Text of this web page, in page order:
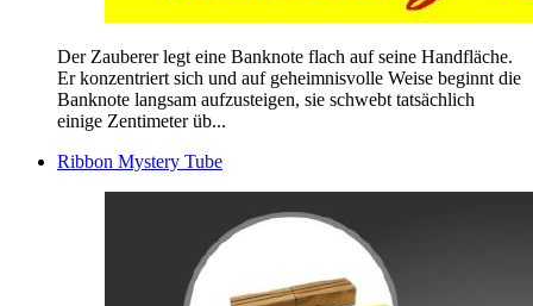
Der Zauberer legt eine Banknote flach auf seine Handfläche.
Er konzentriert sich und auf geheimnisvolle Weise beginnt die
Banknote langsam aufzusteigen, sie schwebt tatsächlich
einige Zentimeter üb...
Ribbon Mystery Tube